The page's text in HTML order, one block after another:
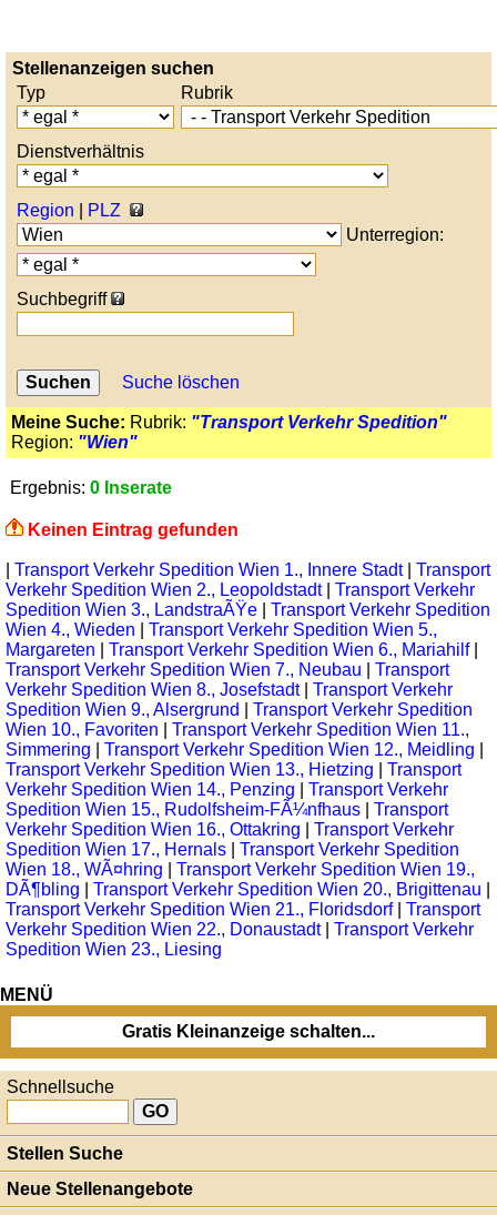
Stellenanzeigen suchen
Typ
Rubrik
Dienstverhältnis
Region
PLZ
Unterregion:
Suchbegriff
Suche löschen
Meine Suche: Rubrik: "Transport Verkehr Spedition"
Region: "Wien"
Ergebnis: 0 Inserate
Keinen Eintrag gefunden
Transport Verkehr Spedition Wien 1., Innere Stadt| Transport
Verkehr Spedition Wien 2., Leopoldstadt| Transport Verkehr
Spedition Wien 3., LandstraÃŸe
Transport Verkehr Spedition
Wien 4., Wieden
Transport Verkehr Spedition Wien 5.,
Margareten
Transport Verkehr Spedition Wien 6., Mariahilf|
Transport Verkehr Spedition Wien 7., Neubau
Transport
Verkehr Spedition Wien 8., Josefstadt| Transport Verkehr
Spedition Wien 9., Alsergrund
Transport Verkehr Spedition
Wien 10., Favoriten
Transport Verkehr Spedition Wien 11.,
Simmering
Transport Verkehr Spedition Wien 12., Meidling
Transport Verkehr Spedition Wien 13., Hietzing
Transport
Verkehr Spedition Wien 14., Penzing
Transport Verkehr
Spedition Wien 15., Rudolfsheim-FÃ¼nfhaus
Transport
Verkehr Spedition Wien 16., Ottakring
Transport Verkehr
Spedition Wien 17., Hernals
Transport Verkehr Spedition
Wien 18., WÃ¤hring
Transport Verkehr Spedition Wien 19.,
DÃ¶bling
Transport Verkehr Spedition Wien 20., Brigittenau
Transport Verkehr Spedition Wien 21., Floridsdorf| Transport
Verkehr Spedition Wien 22., Donaustadt| Transport Verkehr
Spedition Wien 23., Liesing
MENÜ
Gratis Kleinanzeige schalten...
Schnellsuche
Stellen Suche
Neue Stellenangebote